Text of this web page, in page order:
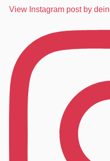
View Instagram post by